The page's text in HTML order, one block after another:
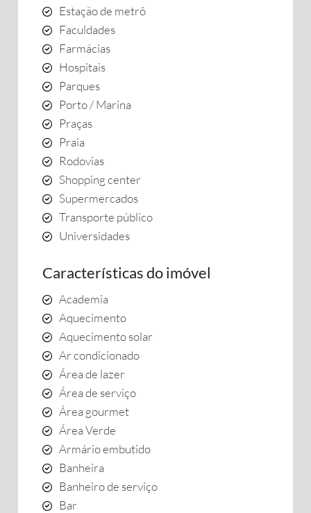
Estação de metrô
Faculdades
Farmácias
Hospitais
Parques
Porto / Marina
Praças
Praia
Rodovias
Shopping center
Supermercados
Transporte público
Universidades
Características do imóvel
Academia
Aquecimento
Aquecimento solar
Ar condicionado
Área de lazer
Área de serviço
Área gourmet
Área Verde
Armário embutido
Banheira
Banheiro de serviço
Bar